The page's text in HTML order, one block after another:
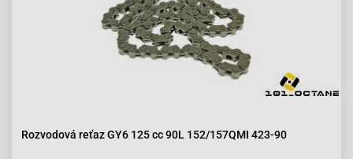
Rozvodová reťaz GY6 125 cc 90L 152/157QMI 423-90